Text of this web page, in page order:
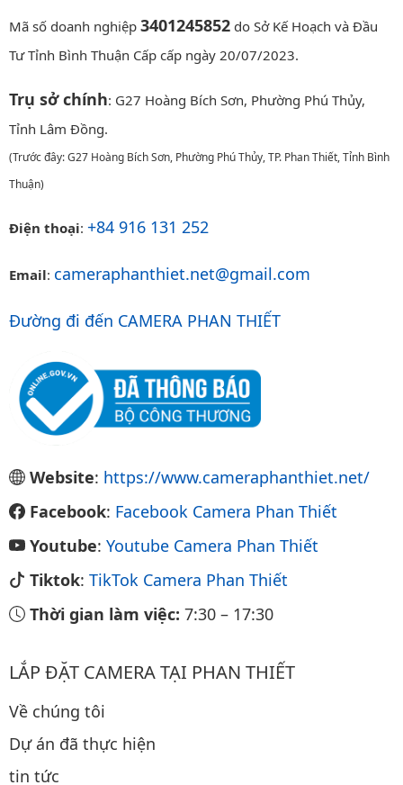
Mã số doanh nghiệp 3401245852 do Sở Kế Hoạch và Đầu
Tư Tỉnh Bình Thuận Cấp cấp ngày 20/07/2023.
Trụ sở chính: G27 Hoàng Bích Sơn, Phường Phú Thủy,
Tỉnh Lâm Đồng.
(Trước đây: G27 Hoàng Bích Sơn, Phường Phú Thủy, TP. Phan Thiết, Tỉnh Bình
Thuận)
Điện thoại: +84 916 131 252
Email: cameraphanthiet.net@gmail.com
Đường đi đến CAMERA PHAN THIẾT
Website: https://www.cameraphanthiet.net/
Facebook: Facebook Camera Phan Thiết
Youtube: Youtube Camera Phan Thiết
Tiktok: TikTok Camera Phan Thiết
Thời gian làm việc: 7:30 – 17:30
LẮP ĐẶT CAMERA TẠI PHAN THIẾT
Về chúng tôi
Dự án đã thực hiện
tin tức